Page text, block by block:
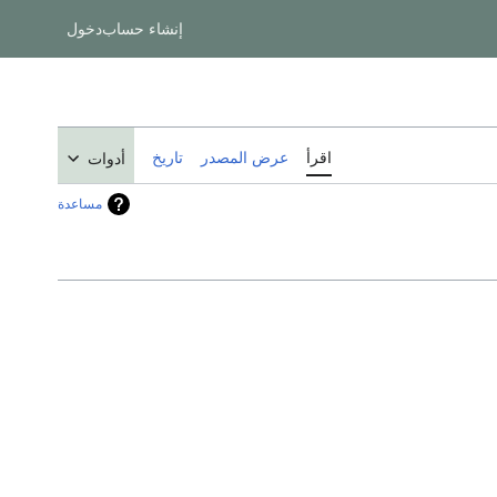
إنشاء حسابدخول
اقرأ عرض المصدر تاريخ أدوات
مساعدة